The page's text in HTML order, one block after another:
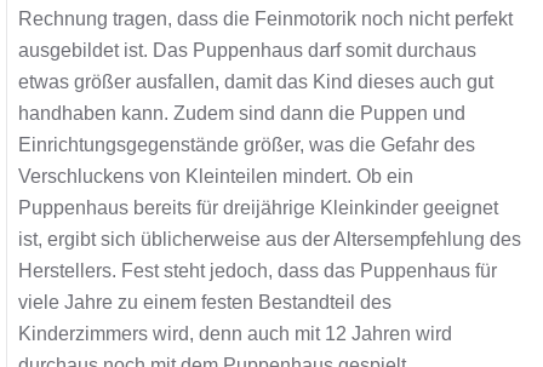
Rechnung tragen, dass die Feinmotorik noch nicht perfekt
ausgebildet ist. Das Puppenhaus darf somit durchaus
etwas größer ausfallen, damit das Kind dieses auch gut
handhaben kann. Zudem sind dann die Puppen und
Einrichtungsgegenstände größer, was die Gefahr des
Verschluckens von Kleinteilen mindert. Ob ein
Puppenhaus bereits für dreijährige Kleinkinder geeignet
ist, ergibt sich üblicherweise aus der Altersempfehlung des
Herstellers. Fest steht jedoch, dass das Puppenhaus für
viele Jahre zu einem festen Bestandteil des
Kinderzimmers wird, denn auch mit 12 Jahren wird